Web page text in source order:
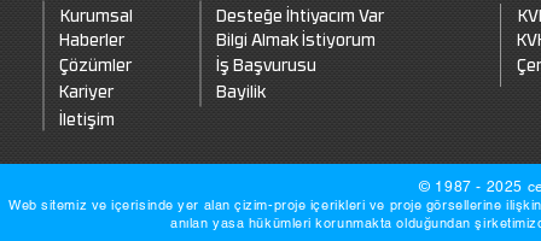
Kurumsal
Haberler
Çözümler
Kariyer
İletişim
Desteğe İhtiyacım Var
Bilgi Almak İstiyorum
İş Başvurusu
Bayilik
© 1987 - 2025
Web sitemiz ve içerisinde yer alan çizim-proje içerikleri ve proje görsellerine
anılan yasa hükümleri korunmakta olduğundan